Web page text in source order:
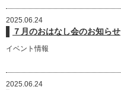
2025.06.24
７月のおはなし会のお知らせ
イベント情報
2025.06.24